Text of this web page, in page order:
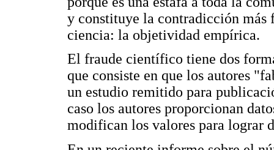
y constituye la contradicción más
ciencia: la objetividad empírica.
El fraude científico tiene dos
que consiste en que los autores
un estudio remitido para
caso los autores proporcionan
modifican los valores para lograr